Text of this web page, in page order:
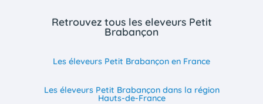
Retrouvez tous les eleveurs Petit
Brabançon
Les éleveurs Petit Brabançon en France
Les éleveurs Petit Brabançon dans la région
Hauts-de-France